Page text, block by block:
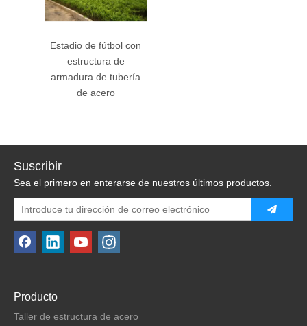
Estadio de fútbol con
estructura de
armadura de tubería
de acero
Suscribir
Sea el primero en enterarse de nuestros últimos productos.
Producto
Taller de estructura de acero